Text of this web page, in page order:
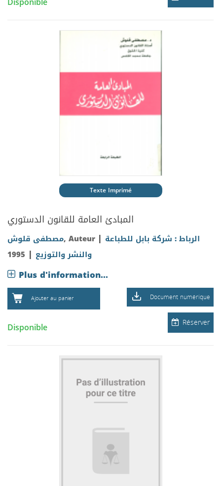
Texte Imprimé
المبادئ العامة للقانون الدستوري
مصطفى قلوش, Auteur | الرباط : شركة بابل للطباعة
والنشر والتوزيع |
1995
Plus d'information...
Ajouter au panier Document numérique
Réserver
Disponible